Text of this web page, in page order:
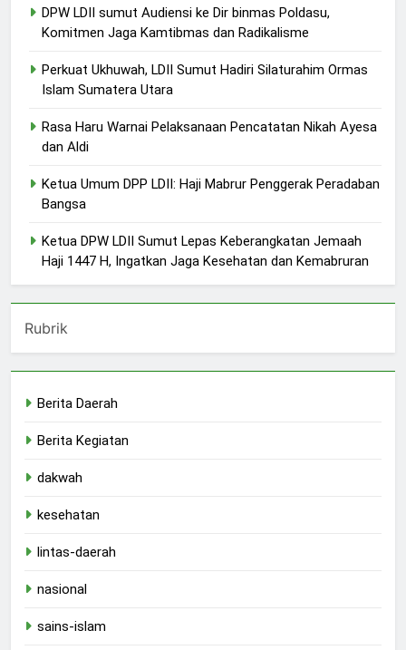
DPW LDII sumut Audiensi ke Dir binmas Poldasu,
Komitmen Jaga Kamtibmas dan Radikalisme
Perkuat Ukhuwah, LDII Sumut Hadiri Silaturahim Ormas
Islam Sumatera Utara
Rasa Haru Warnai Pelaksanaan Pencatatan Nikah Ayesa
dan Aldi
Ketua Umum DPP LDII: Haji Mabrur Penggerak Peradaban
Bangsa
Ketua DPW LDII Sumut Lepas Keberangkatan Jemaah
Haji 1447 H, Ingatkan Jaga Kesehatan dan Kemabruran
Rubrik
Berita Daerah
Berita Kegiatan
dakwah
kesehatan
lintas-daerah
nasional
sains-islam